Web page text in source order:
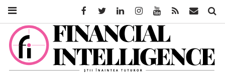
FacebookTwitter LinkedinInstagramYoutube Feed Mail